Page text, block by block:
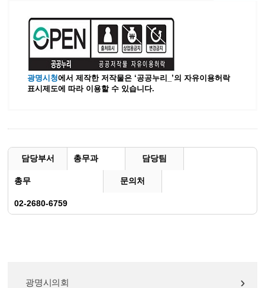
광명시청에서 제작한 저작물은 ‘공공누리_’의 자유이용허락
표시제도에 따라 이용할 수 있습니다.
담당부서 총무과 담당팀
총무 문의처
02-2680-6759
광명시의회